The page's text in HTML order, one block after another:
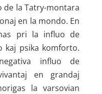
de la Tatry-montara
en la mondo. En
pri la influo de
kaj psika komforto.
influo de
en grandaj
la varsovian